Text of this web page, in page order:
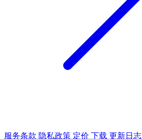
服务条款 隐私政策 定价 下载 更新日志